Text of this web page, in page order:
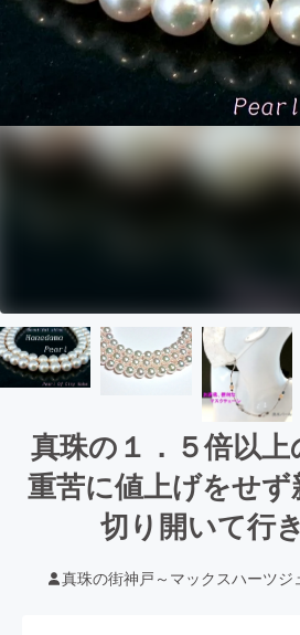
真珠の１．５倍以上
重苦に値上げをせ
切り開いて行
真珠の街神戸～マックスハーツジ